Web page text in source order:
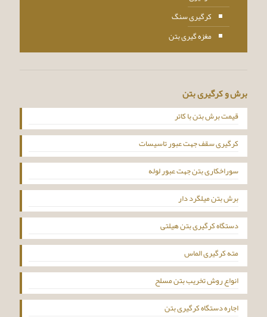
کرگیری سنگ
مغزه گیری بتن
برش و کرگیری بتن
قیمت برش بتن با کاتر
کرگیری سقف جهت عبور تاسیسات
سوراخکاری بتن جهت عبور لوله
برش بتن میلگرد دار
دستگاه کرگیری بتن هیلتی
مته کرگیری الماس
انواع روش تخریب بتن مسلح
اجاره دستگاه کرگیری بتن